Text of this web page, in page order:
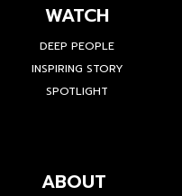
WATCH
DEEP PEOPLE
INSPIRING STORY
SPOTLIGHT
ABOUT